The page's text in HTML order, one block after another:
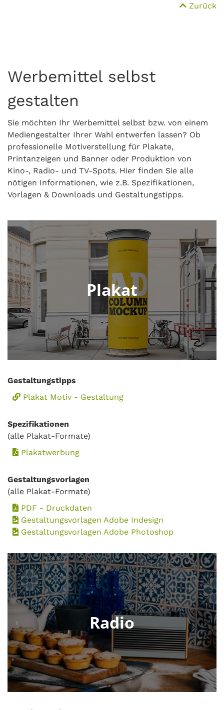
Zurück
Werbemittel selbst
gestalten
Sie möchten Ihr Werbemittel selbst bzw. von einem
Mediengestalter Ihrer Wahl entwerfen lassen? Ob
professionelle Motiverstellung für Plakate,
Printanzeigen und Banner oder Produktion von
Kino-, Radio- und TV-Spots. Hier finden Sie alle
nötigen Informationen, wie z.B. Spezifikationen,
Vorlagen & Downloads und Gestaltungstipps.
Plakat
Gestaltungstipps
Plakat Motiv - Gestaltung
Spezifikationen
(alle Plakat-Formate)
Plakatwerbung
Gestaltungsvorlagen
(alle Plakat-Formate)
PDF - Druckdaten
Gestaltungsvorlagen Adobe Indesign
Gestaltungsvorlagen Adobe Photoshop
Radio